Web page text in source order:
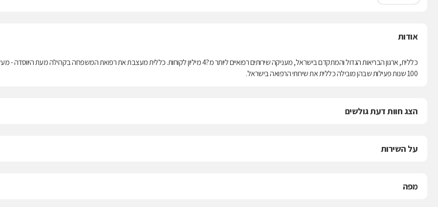
אודות
כללית, ארגון הבריאות הגדול והמתקדם בישראל, מעניקה שירותים רפואיים ליותר מ?4 מיליון לקוחות. כללית מעצבת את רפואת המשפחה בקהילה מעת היווסדה -
100 שנות פעילות שבהן מובילה כללית את שירותי הרפואה בישראל.
הצג חוות דעת גולשים
על השירות
מפה